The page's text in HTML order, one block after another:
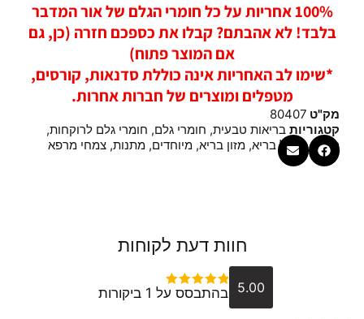
100% אחריות על כל חומרי הגלם של אור המדבר
בלבד! לא אהבתם? קבלו את כספכם חזרה (כן, גם
אם המוצר פתוח)
*שימו לב האחריות אינה כוללת סדנאות, קורסים,
מטפלים ומוצרים של חברות אחרות.
מק"ט 80407
קטגוריות בריאות טבעית, חומרי גלם, חומרי גלם לרוקחות,
מוצרי בישול בריא, מזון בריא, מיוחדים, מתנות, צמחי מרפא
חוות דעת לקוחות
5.00 דורג5מתוך 5
בהתבסס על 1 ביקורות